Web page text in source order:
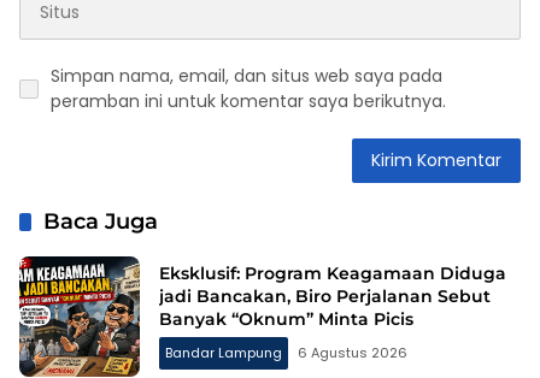
Simpan nama, email, dan situs web saya pada
peramban ini untuk komentar saya berikutnya.
Baca Juga
Eksklusif: Program Keagamaan Diduga
jadi Bancakan, Biro Perjalanan Sebut
Banyak “Oknum” Minta Picis
Bandar Lampung 6 Agustus 2026